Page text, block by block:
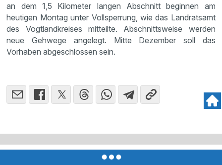
an dem 1,5 Kilometer langen Abschnitt beginnen am
heutigen Montag unter Vollsperrung, wie das Landratsamt
des Vogtlandkreises mitteilte. Abschnittsweise werden
neue Gehwege angelegt. Mitte Dezember soll das
Vorhaben abgeschlossen sein.